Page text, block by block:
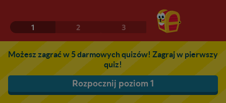
1 2 3
Możesz zagrać w 5 darmowych quizów! Zagraj w pierwszy
quiz!
Rozpocznij poziom 1